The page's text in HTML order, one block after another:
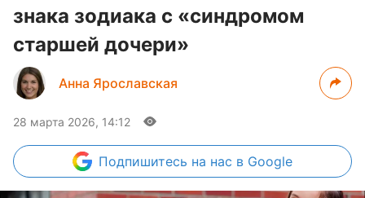
знака зодиака с «синдромом
старшей дочери»
Анна Ярославская
28 марта 2026, 14:12
Подпишитесь на нас в Google